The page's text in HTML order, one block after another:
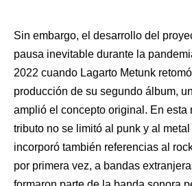
Sin embargo, el desarrollo del
pausa inevitable durante la
2022 cuando Lagarto Metunk
producción de su segundo álbum,
amplió el concepto original. En esta
tributo no se limitó al punk y al
incorporó también referencias al
por primera vez, a bandas